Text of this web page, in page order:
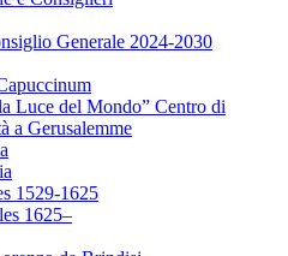
Generale 2024-2030
Luce del Mondo” Centro di
a Gerusalemme
1529-1625
1625–